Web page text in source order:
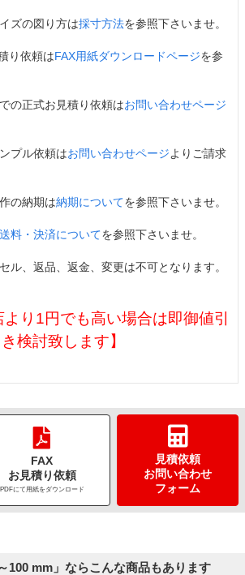
ズの図り方は採寸方法を参照下さいませ。
り依頼はFAX用紙ダウンロードページを参
の正式お見積り依頼はお問い合わせページ
プル依頼はお問い合わせページよりご請求
の納期は納期についてを参照下さいませ。
送料・決済についてを参照下さいませ。
ル、返品、返金、変更は不可となります。
より1円でも高い場合は即御値引
き検討致します】
FAX
お見積り依頼
PDFにて用紙をダウンロード
見積依頼
お問い合わせ
フォーム
100 mm」ならこんな商品もあります